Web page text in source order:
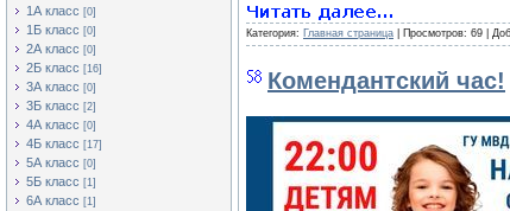
1А класс [0]
1Б класс [0]
2А класс [0]
2Б класс [16]
3А класс [0]
3Б класс [2]
4А класс [0]
4Б класс [17]
5А класс [0]
5Б класс [1]
6А класс [1]
Категория: Главная страница | Просмотров: 69 |
Комендантский час!